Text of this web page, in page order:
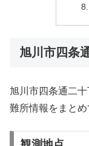
旭川市四条
旭川市四条通二
難所情報をまとめ